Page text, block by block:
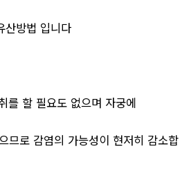
산방법 입니다
를 할 필요도 없으며 자궁에
므로 감염의 가능성이 현저히 감소합